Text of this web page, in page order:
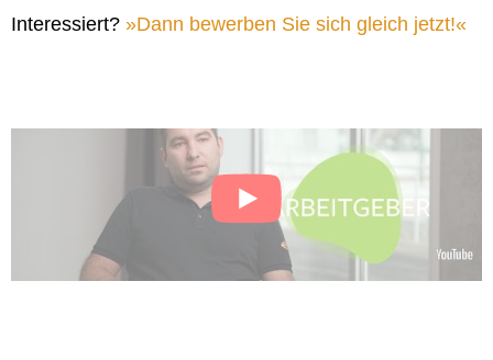
Interessiert? Dann bewerben Sie sich gleich jetzt!